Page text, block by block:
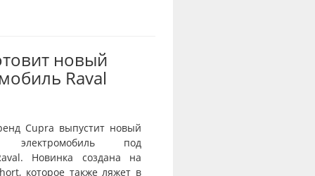
новый
Raval
Cupra выпустит новый
электромобиль под
Новинка создана на
которое также ляжет в